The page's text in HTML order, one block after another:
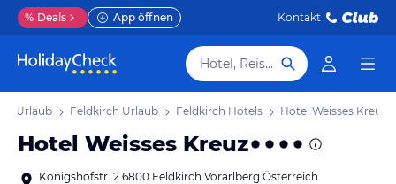
% Deals App öffnen Kontakt
Hotel, Reiseziel
Urlaub Feldkirch Urlaub Feldkirch Hotels Hotel Weisses Kreuz
Hotel Weisses Kreuz
Königshofstr. 2 6800 Feldkirch Vorarlberg Österreich